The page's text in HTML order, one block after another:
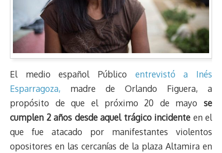
El medio español Público entrevistó a Inés
Esparragoza, madre de Orlando Figuera, a
propósito de que el próximo 20 de mayo se
cumplen 2 años desde aquel trágico incidente en el
que fue atacado por manifestantes violentos
opositores en las cercanías de la plaza Altamira en